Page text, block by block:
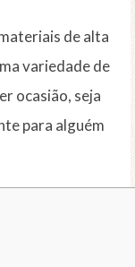
de alta
variedade de
ocasião, seja
para alguém